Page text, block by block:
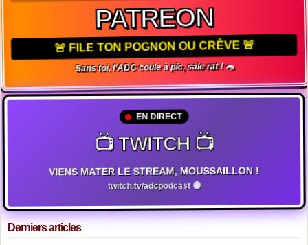
PATREON
🚨 FILE TON POGNON OU CRÈVE 🚨
Sans toi, l'ADC coule à pic, sale rat ! 🐀
EN DIRECT
📺 TWITCH 📺
VIENS MATER LE STREAM, MOUSSAILLON !
twitch.tv/adcpodcast 🟣
Derniers articles